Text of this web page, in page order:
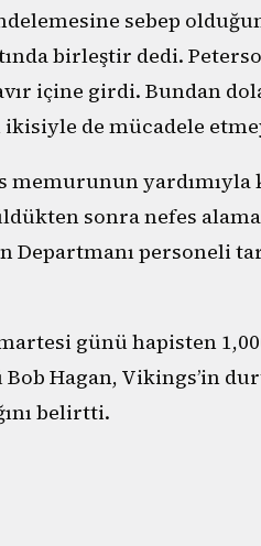
sebep
birleştir dedi.
içine girdi. Bundan
de mücadele
memurunun yardımıyla
sonra nefes
Departmanı personeli
günü hapisten
Bob Hagan, Vikings’in
belirtti.